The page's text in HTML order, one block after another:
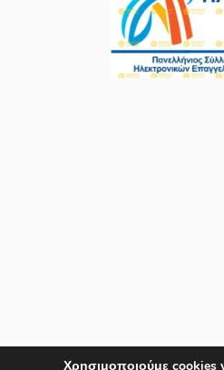
Χρησιμοποιούμε cookies